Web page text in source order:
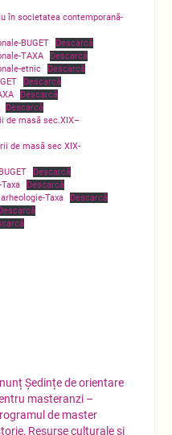
în societatea contemporană-
BUGET
Descarcă
TAXA
Descarcă
etnic
Descarcă
Descarcă
Descarcă
Descarcă
de masă sec.XIX–
de masă sec XIX-
Descarcă
Descarcă
Taxa
Descarcă
Ședințe de orientare
masteranzi –
de master
Resurse culturale și